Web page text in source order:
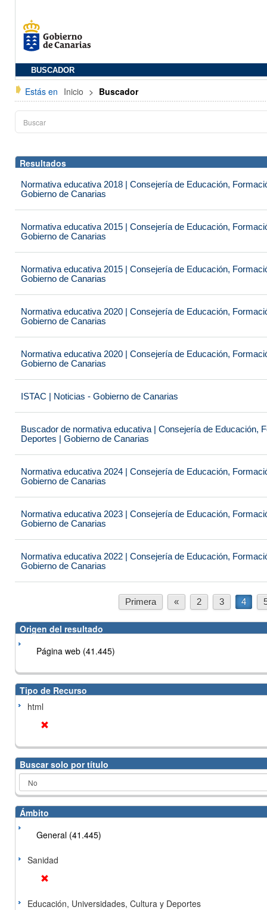
BUSCADOR
Estás en Inicio > Buscador
Resultados
Normativa educativa 2018 | Consejería de Educación,
Gobierno de Canarias
Normativa educativa 2015 | Consejería de Educación,
Gobierno de Canarias
Normativa educativa 2015 | Consejería de Educación,
Gobierno de Canarias
Normativa educativa 2020 | Consejería de Educación,
Gobierno de Canarias
Normativa educativa 2020 | Consejería de Educación,
Gobierno de Canarias
ISTAC | Noticias - Gobierno de Canarias
Buscador de normativa educativa | Consejería de Educación,
Deportes | Gobierno de Canarias
Normativa educativa 2024 | Consejería de Educación,
Gobierno de Canarias
Normativa educativa 2023 | Consejería de Educación,
Gobierno de Canarias
Normativa educativa 2022 | Consejería de Educación,
Gobierno de Canarias
Primera « 2 3 4
Origen del resultado
Página web (41.445)
Tipo de Recurso
html
Buscar solo por título
Ámbito
General (41.445)
Sanidad
Educación, Universidades, Cultura y Deportes